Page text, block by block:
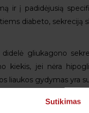
Sutikimas
ir į padidėjusią
diabeto, sekreciją
didelė gliukagono
kiekis, jei nėra
liaukos gydymas yra